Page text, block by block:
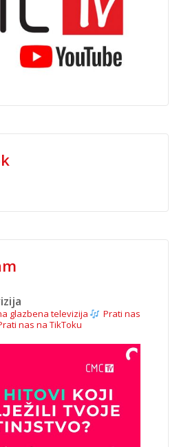
glazbena televizija
Prati nas
nas na TikToku